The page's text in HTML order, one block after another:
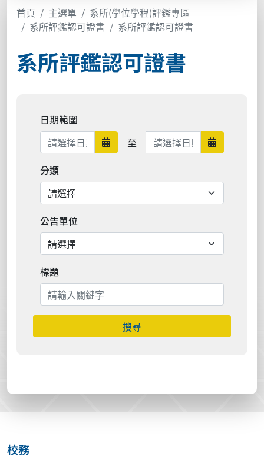
首頁 主選單
系所(學位學程)評鑑專區
系所評鑑認可證書
系所評鑑認可證書
系所評鑑認可證書
日期範圍
日期範圍開始
至 日期範圍結束 日期範圍
分類
公告單位
標題
搜尋
校務